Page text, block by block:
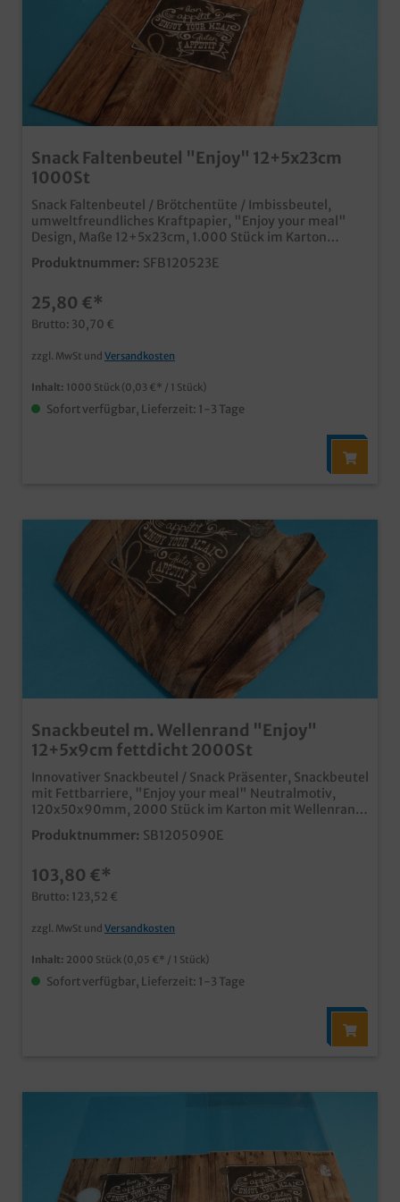
Snack Faltenbeutel "Enjoy" 12+5x23cm
1000St
Snack Faltenbeutel / Brötchentüte / Imbissbeutel,
umweltfreundliches Kraftpapier, "Enjoy your meal"
Design, Maße 12+5x23cm, 1.000 Stück im Karton
praktischer Faltenbeutel aus Papier ideal für belegte
Brötchen, Baguettes, Snacks, usw. im edlen und
in Germany Ab 30.000 Beuteln auch individuell
bedruckbar, senden Sie uns einfach eine Druckanfrage
Produktnummer: SFB120523E
25,80 €*
Brutto: 30,70 €
zzgl. MwSt und Versandkosten
Inhalt: 1000 Stück (0,03 €* / 1 Stück)
Sofort verfügbar, Lieferzeit: 1-3 Tage
Snackbeutel m. Wellenrand "Enjoy"
12+5x9cm fettdicht 2000St
Innovativer Snackbeutel / Snack Präsenter, Snackbeutel
mit Fettbarriere, "Enjoy your meal" Neutralmotiv,
120x50x90mm, 2000 Stück im Karton mit Wellenrand
und Fettbarriere (fettdicht) im coolen Holz Design Ideal
für Baguettes, belegte Brötchen und Fettiges optomal
Tankstelle Snackverpackungen mit Qualität "Made in
Germany" Ab 50.000 Stück auch mit Ihrem
Individualmotiv bedruckbar, unser Kundenservice
berät Sie gern.
Produktnummer: SB1205090E
103,80 €*
Brutto: 123,52 €
zzgl. MwSt und Versandkosten
Inhalt: 2000 Stück (0,05 €* / 1 Stück)
Sofort verfügbar, Lieferzeit: 1-3 Tage